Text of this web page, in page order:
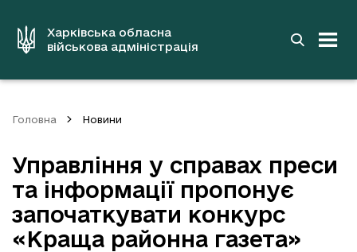
вмістуХарківська обласна
військова адміністрація
Головна Новини
Управління у справах преси
та інформації пропонує
започаткувати конкурс
«Краща районна газета»